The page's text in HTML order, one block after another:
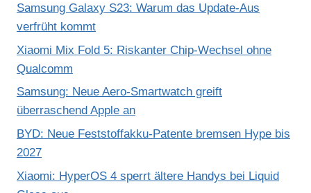
Samsung Galaxy S23: Warum das Update-Aus
verfrüht kommt
Xiaomi Mix Fold 5: Riskanter Chip-Wechsel ohne
Qualcomm
Samsung: Neue Aero-Smartwatch greift
überraschend Apple an
BYD: Neue Feststoffakku-Patente bremsen Hype bis
2027
Xiaomi: HyperOS 4 sperrt ältere Handys bei Liquid